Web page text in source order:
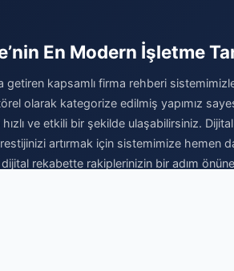
En Modern İşletme
getiren kapsamlı firma rehberi
olarak kategorize edilmiş yapımız
ve etkili bir şekilde ulaşabilirsiniz.
artırmak için sistemimize hemen
dijital rekabette rakiplerinizin bir adım